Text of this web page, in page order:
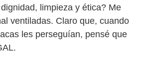
limpieza y ética? Me
ventiladas. Claro que, cuando
les perseguían, pensé que